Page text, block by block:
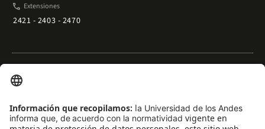
phone Extensiones
2421 - 2403 - 2470
Enlaces rápidos
Trabaje con nosotrosarrow_outward